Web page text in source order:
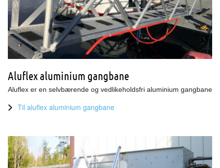
Aluflex aluminium gangbane
Aluflex er en selvbærende og vedlikeholdsfri aluminium gangbane
Til aluflex aluminium gangbane